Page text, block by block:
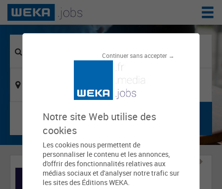
Continuer sans accepter →
Notre site Web utilise des
cookies
Les cookies nous permettent de
personnaliser le contenu et les annonces,
d'offrir des fonctionnalités relatives aux
médias sociaux et d'analyser notre trafic sur
les sites des Éditions WEKA.